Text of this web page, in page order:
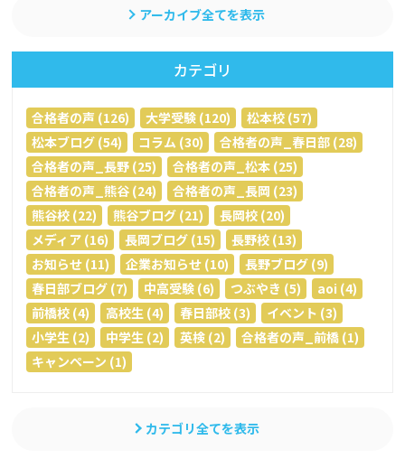
アーカイブ全てを表示
カテゴリ
合格者の声 (126) 大学受験 (120)
松本校 (57)
松本ブログ (54)
コラム (30)
合格者の声_春日部 (28)
合格者の声_長野 (25)
合格者の声_松本 (25)
合格者の声_熊谷 (24)
合格者の声_長岡 (23)
熊谷校 (22)
熊谷ブログ (21)
長岡校 (20)
メディア (16)
長岡ブログ (15)
長野校 (13)
お知らせ (11)
企業お知らせ (10)
長野ブログ (9)
春日部ブログ (7)
中高受験 (6) つぶやき (5)
aoi (4)
前橋校 (4)
高校生 (4) 春日部校 (3)
イベント (3)
小学生 (2)
中学生 (2) 英検 (2)
合格者の声_前橋 (1)
キャンペーン (1)
カテゴリ全てを表示